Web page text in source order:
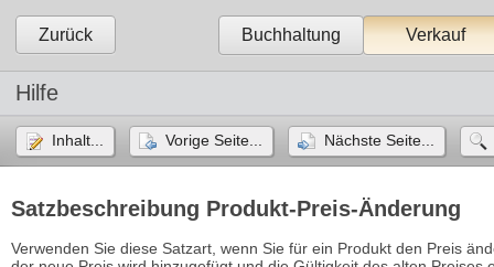
Zurück Buchhaltung Verkauf
Hilfe
Inhalt... Vorige Seite... Nächste Seite...
Satzbeschreibung Produkt-Preis-Änderung
Verwenden Sie diese Satzart, wenn Sie für ein Produkt den Preis